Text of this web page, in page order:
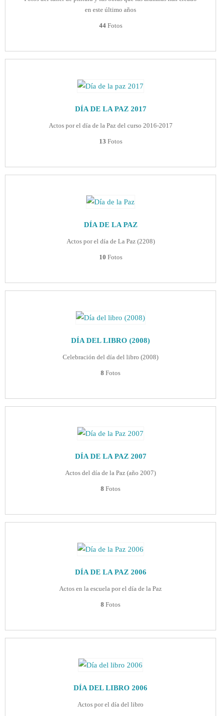
en este último años
44Fotos
DÍA DE LA PAZ 2017
Actos por el día de la Paz del curso 2016-2017
13 Fotos
DÍA DE LA PAZ
Actos por el día de La Paz (2208)
10 Fotos
DÍA DEL LIBRO (2008)
Celebración del día del libro (2008)
8 Fotos
DÍA DE LA PAZ 2007
Actos del día de la Paz (año 2007)
8 Fotos
DÍA DE LA PAZ 2006
Actos en la escuela por el día de la Paz
8 Fotos
DÍA DEL LIBRO 2006
Actos por el día del libro